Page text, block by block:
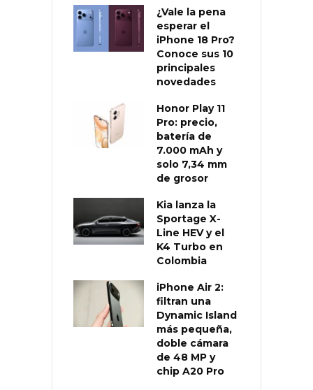
¿Vale la pena
esperar el
iPhone 18 Pro?
Conoce sus 10
principales
novedades
Honor Play 11
Pro: precio,
batería de
7.000 mAh y
solo 7,34 mm
de grosor
Kia lanza la
Sportage X-
Line HEV y el
K4 Turbo en
Colombia
iPhone Air 2:
filtran una
Dynamic Island
más pequeña,
doble cámara
de 48 MP y
chip A20 Pro